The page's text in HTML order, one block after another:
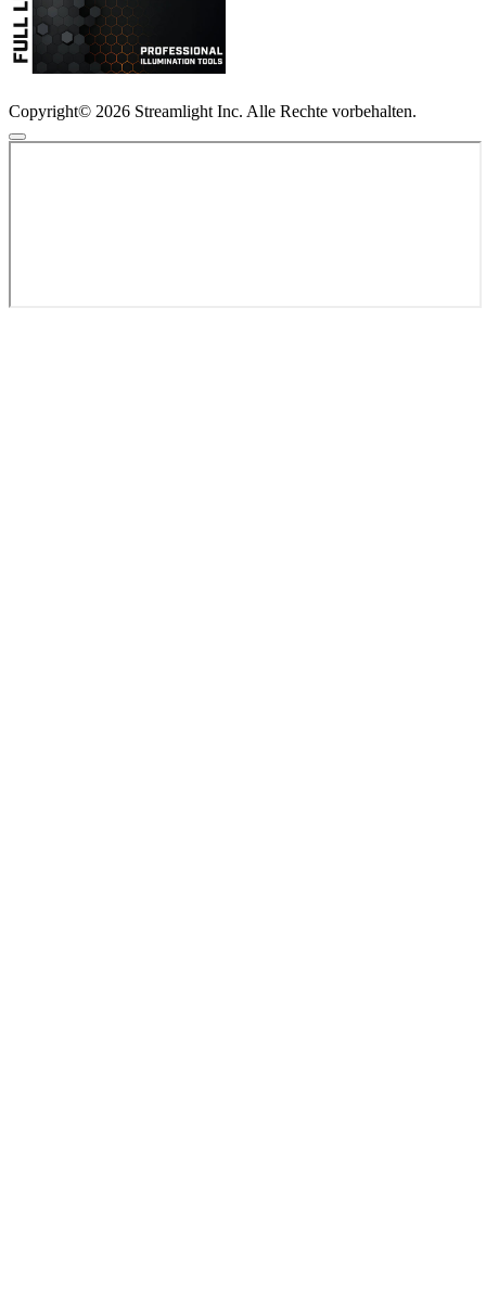
Copyright© 2026 Streamlight Inc. Alle Rechte vorbehalten.